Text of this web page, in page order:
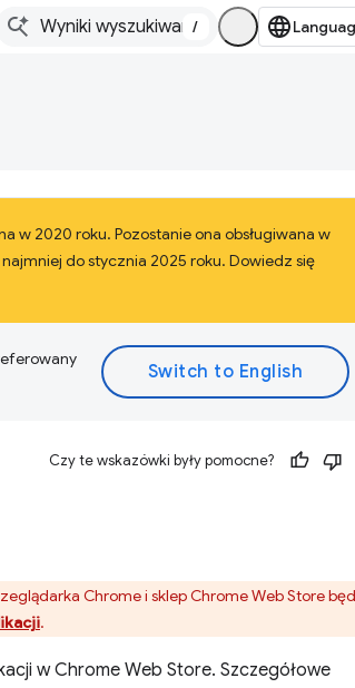
/
w 2020 roku. Pozostanie ona obsługiwana w
do stycznia 2025 roku. Dowiedz się
Czy te wskazówki były pomocne?
Chrome i sklep Chrome Web Store
.
w Chrome Web Store. Szczegółowe